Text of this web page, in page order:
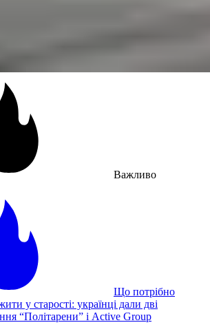
Важливо
Що потрібно
у старості: українці дали дві
“Політарени” і Active Group